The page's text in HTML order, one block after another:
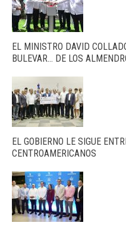
EL MINISTRO DAVID
BULEVAR… DE LOS
EL GOBIERNO LE SIGUE
CENTROAMERICANOS